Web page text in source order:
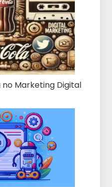
no Marketing Digital